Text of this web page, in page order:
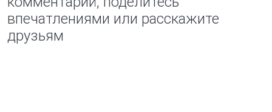
впечатлениями или расскажите
друзьям